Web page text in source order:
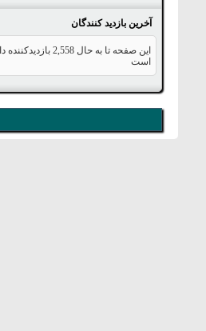
آخرین بازدید کنندگان
این صفحه تا به حال 2,558 بازدیدکننده
است